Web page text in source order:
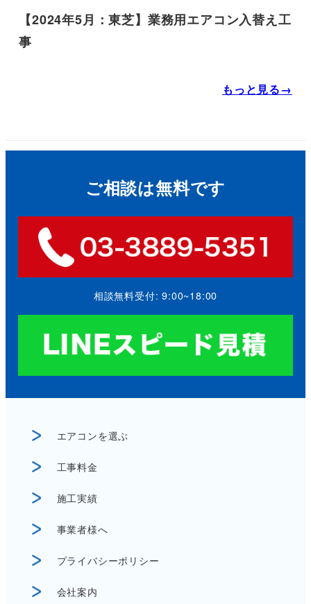
【2024年5月：東芝】業務用エアコン入替え工
事
もっと見る→
ご相談は無料です
相談無料受付: 9:00~18:00
エアコンを選ぶ
工事料金
施工実績
事業者様へ
プライバシーポリシー
会社案内